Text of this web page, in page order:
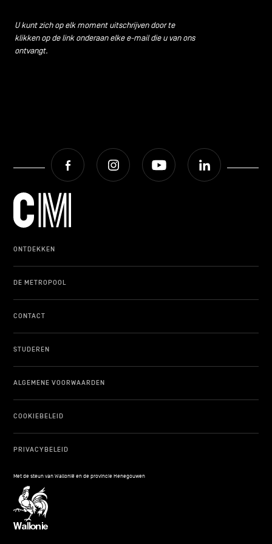
U kunt zich op elk moment uitschrijven door te
klikken op de link onderaan elke e-mail die u van ons
ontvangt.
Facebook Instagram Youtube
ONTDEKKEN
DE METROPOOL
CONTACT
STUDEREN
ALGEMENE VOORWAARDEN
COOKIEBELEID
PRIVACYBELEID
Met de steun van Wallonië en de provincie Henegouwen